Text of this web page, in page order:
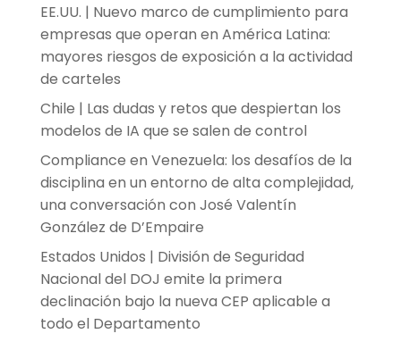
EE.UU. | Nuevo marco de cumplimiento para
empresas que operan en América Latina:
mayores riesgos de exposición a la actividad
de carteles
Chile | Las dudas y retos que despiertan los
modelos de IA que se salen de control
Compliance en Venezuela: los desafíos de la
disciplina en un entorno de alta complejidad,
una conversación con José Valentín
González de D’Empaire
Estados Unidos | División de Seguridad
Nacional del DOJ emite la primera
declinación bajo la nueva CEP aplicable a
todo el Departamento